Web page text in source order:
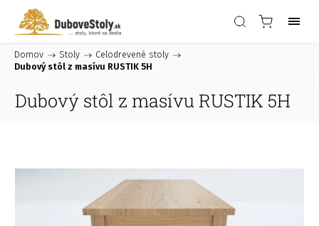
Domov / Stoly / Celodrevené stoly /
Dubový stôl z masívu RUSTIK 5H
Dubový stôl z masívu RUSTIK 5H